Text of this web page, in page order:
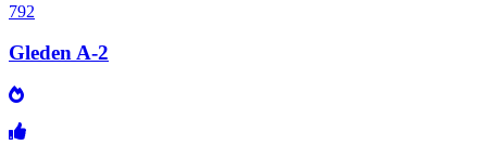
792
Gleden A-2